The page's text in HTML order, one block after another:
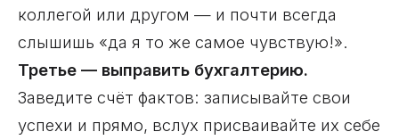
коллегой или другом — и почти всегда
слышишь «да я то же самое чувствую!».
Третье — выправить бухгалтерию.
Заведите счёт фактов: записывайте свои
успехи и прямо, вслух присваивайте их себе